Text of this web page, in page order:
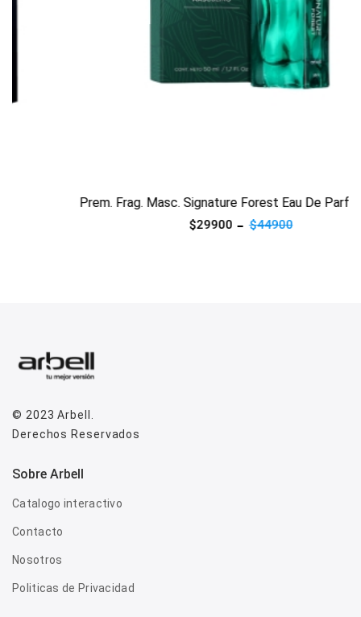
Prem. Frag. Masc. Signature Forest Eau De Parfum 50 Ml
$44900
© 2023Arbell
Derechos Reservados
Sobre Arbell
Catalogo interactivo
Contacto
Nosotros
Politicas de Privacidad